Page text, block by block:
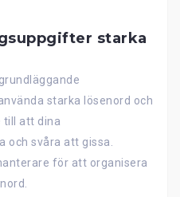
starka
starka lösenord och
till att dina
och svåra att gissa.
för att organisera